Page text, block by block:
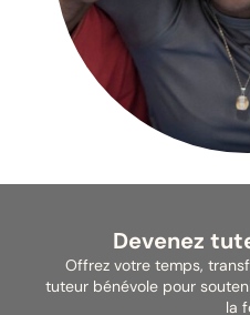
Devenez
Offrez votre temps,
tuteur bénévole pour
la